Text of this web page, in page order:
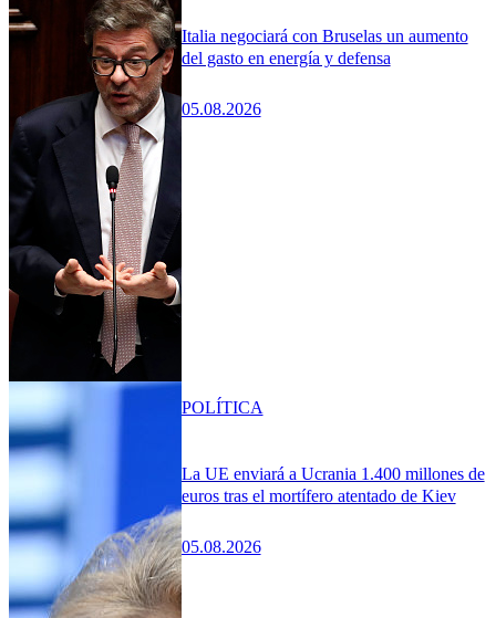
Italia negociará con Bruselas un aumento
del gasto en energía y defensa
05.08.2026
La UE enviará a Ucrania 1.400 millones de
euros tras el mortífero atentado de Kiev
05.08.2026
POLÍTICA